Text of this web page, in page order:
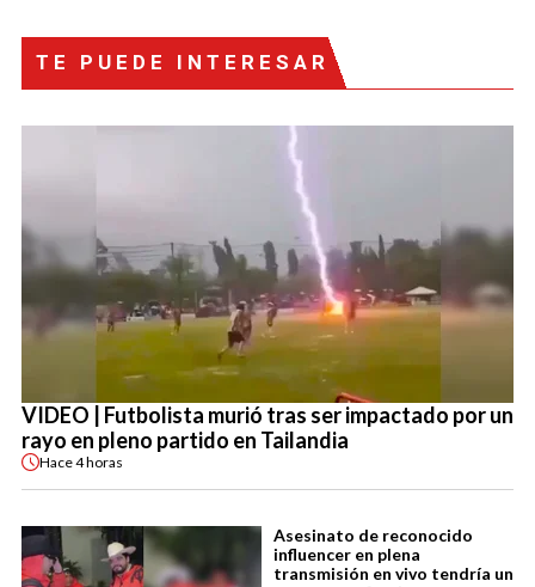
TE PUEDE INTERESAR
VIDEO | Futbolista murió tras ser impactado por un
rayo en pleno partido en Tailandia
Hace4 horas
Asesinato de reconocido
influencer en plena
transmisión en vivo tendría un